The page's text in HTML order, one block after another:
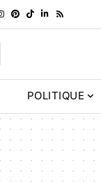
POLITIQUE